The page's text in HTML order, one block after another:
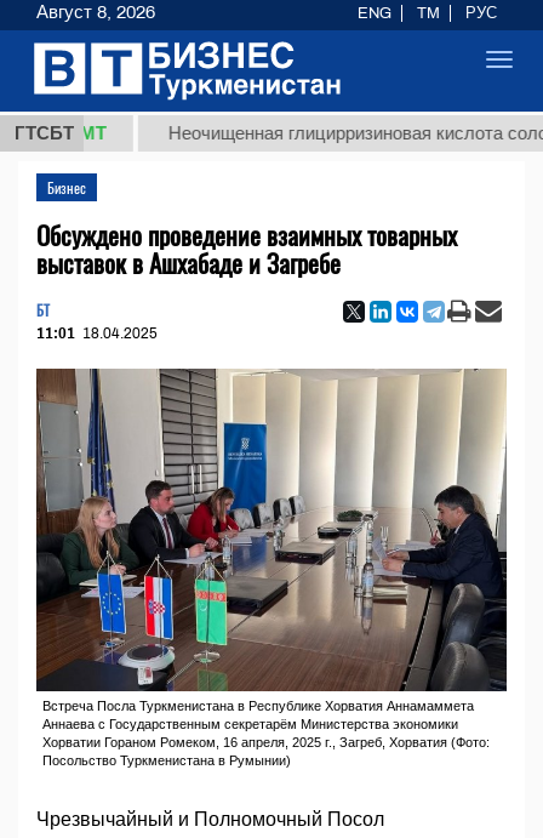
ГТСБТ
ТМТ Неочищенная глицирризиновая кислота
Бизнес
Обсуждено проведение взаимных товарных
выставок в Ашхабаде и Загребе
БТ
11:01 18.04.2025
Встреча Посла Туркменистана в Республике Хорватия Аннамаммета
Аннаева с Государственным секретарём Министерства экономики
Хорватии Гораном Ромеком, 16 апреля, 2025 г., Загреб, Хорватия (Фото:
Посольство Туркменистана в Румынии)
Чрезвычайный и Полномочный Посол
Август 8, 2026 ENG TM РУС